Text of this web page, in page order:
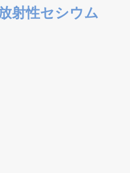
射性セシウム